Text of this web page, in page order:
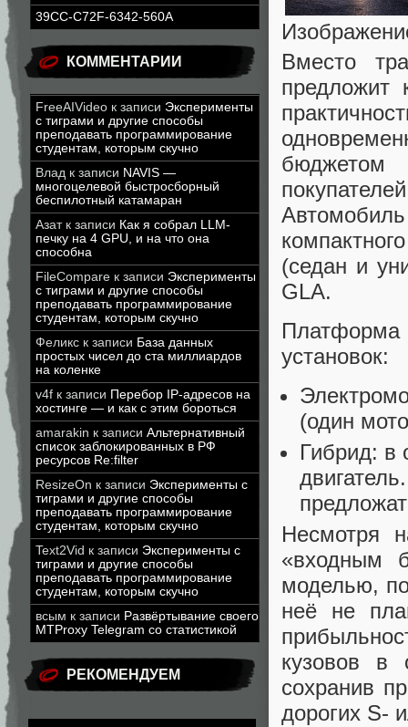
39CC-C72F-6342-560A
КОММЕНТАРИИ
FreeAIVideo к записи Эксперименты
с тиграми и другие способы
преподавать программирование
студентам, которым скучно
Влад к записи NAVIS —
многоцелевой быстросборный
беспилотный катамаран
Азатк записи Как я собрал LLM-
печку на 4 GPU, и на что она
способна
FileCompare к записи Эксперименты
с тиграми и другие способы
преподавать программирование
студентам, которым скучно
Феликс к записи База данных
простых чисел до ста миллиардов
на коленке
v4f к записи Перебор IP-адресов на
хостинге — и как с этим бороться
amarakin к записи Альтернативный
список заблокированных в РФ
ресурсов Re:filter
ResizeOn к записи Эксперименты с
тиграми и другие способы
преподавать программирование
студентам, которым скучно
Text2Vid к записи Эксперименты с
тиграми и другие способы
преподавать программирование
студентам, которым скучно
всым к записи Развёртывание своего
MTProxy Telegram со статистикой
РЕКОМЕНДУЕМ
Вместо
предложит
(седан и
GLA.
Платформа
установок:
(один
Гибрид: в
Несмотря
«входным
моделью,
неё не
кузовов в
сохранив
дорогих S-